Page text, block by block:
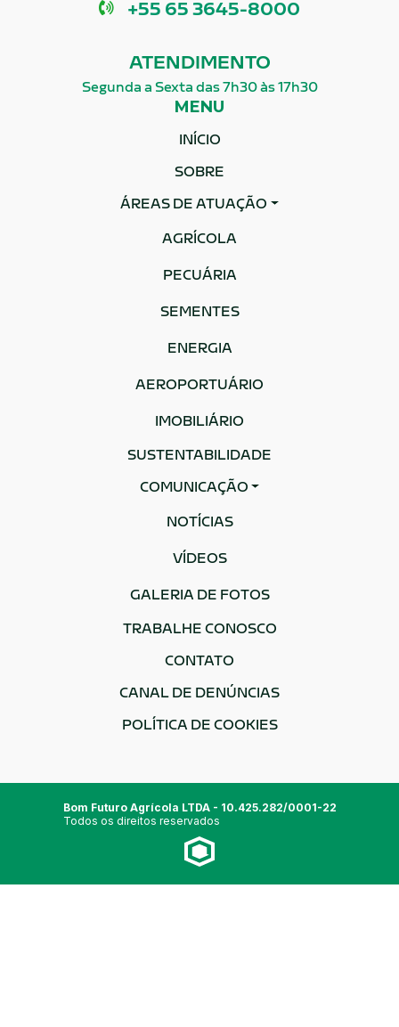
Telefone
+55 65 3645-8000
ATENDIMENTO
Segunda a Sexta das 7h30 às 17h30
MENU
INÍCIO
SOBRE
ÁREAS DE ATUAÇÃO
AGRÍCOLA
PECUÁRIA
SEMENTES
ENERGIA
AEROPORTUÁRIO
IMOBILIÁRIO
SUSTENTABILIDADE
COMUNICAÇÃO
NOTÍCIAS
VÍDEOS
GALERIA DE FOTOS
TRABALHE CONOSCO
CONTATO
CANAL DE DENÚNCIAS
POLÍTICA DE COOKIES
Bom Futuro Agrícola LTDA - 10.425.282/0001-22
Todos os direitos reservados